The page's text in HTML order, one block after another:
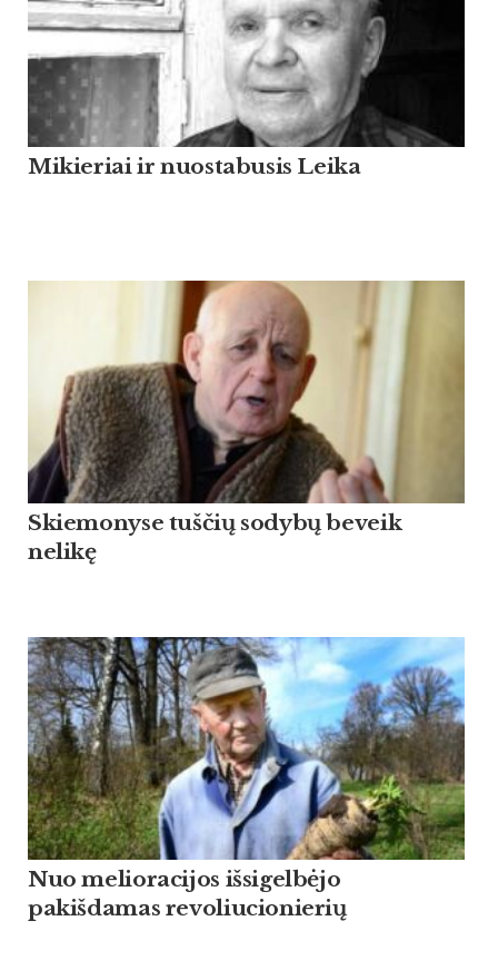
Mikieriai ir nuostabusis Leika
Skiemonyse tuščių sodybų beveik
nelikę
Nuo melioracijos išsigelbėjo
pakišdamas revoliucionierių